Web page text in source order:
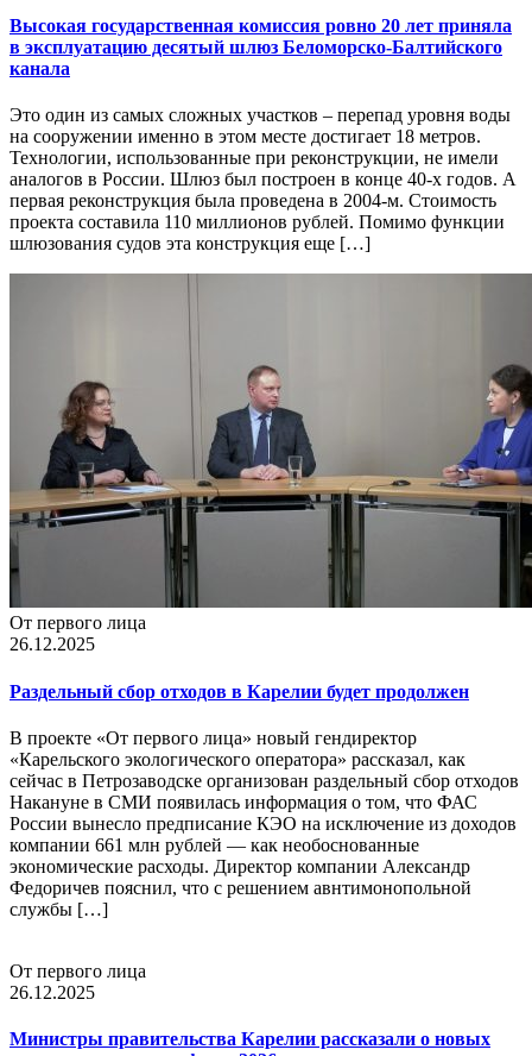
Высокая государственная комиссия ровно 20 лет приняла
в эксплуатацию десятый шлюз Беломорско-Балтийского
канала
Это один из самых сложных участков – перепад уровня воды
на сооружении именно в этом месте достигает 18 метров.
Технологии, использованные при реконструкции, не имели
аналогов в России. Шлюз был построен в конце 40-х годов. А
первая реконструкция была проведена в 2004-м. Стоимость
проекта составила 110 миллионов рублей. Помимо функции
шлюзования судов эта конструкция еще […]
От первого лица
26.12.2025
Раздельный сбор отходов в Карелии будет продолжен
В проекте «От первого лица» новый гендиректор
«Карельского экологического оператора» рассказал, как
сейчас в Петрозаводске организован раздельный сбор отходов
Накануне в СМИ появилась информация о том, что ФАС
России вынесло предписание КЭО на исключение из доходов
компании 661 млн рублей — как необоснованные
экономические расходы. Директор компании Александр
Федоричев пояснил, что с решением авнтимонопольной
службы […]
От первого лица
26.12.2025
Министры правительства Карелии рассказали о новых